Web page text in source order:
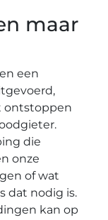
maar
een
ontstoppen
die
onze
of wat
dat nodig is.
kan op